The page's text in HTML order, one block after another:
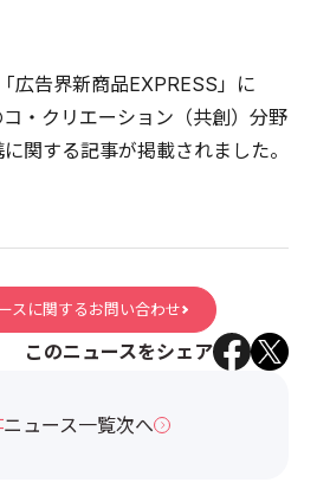
広告界新商品EXPRESS」に
・クリエーション（共創）分野
関する記事が掲載されました。
スに関するお問い合わせ
このニュースをシェア
ニュース一覧次へ